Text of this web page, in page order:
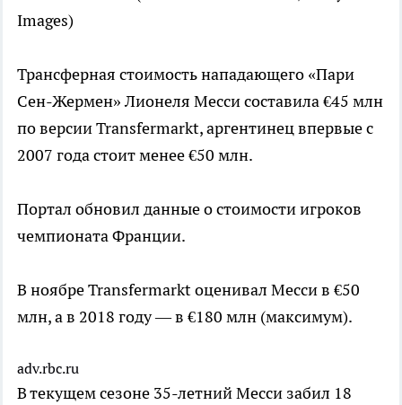
Images)
Трансферная стоимость нападающего «Пари
Сен-Жермен» Лионеля Месси составила €45 млн
по версии Transfermarkt, аргентинец впервые с
2007 года стоит менее €50 млн.
Портал обновил данные о стоимости игроков
чемпионата Франции.
В ноябре Transfermarkt оценивал Месси в €50
млн, а в 2018 году — в €180 млн (максимум).
adv.rbc.ru
В текущем сезоне 35-летний Месси забил 18